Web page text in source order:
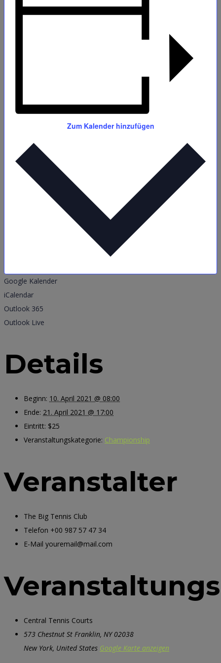
Zum Kalender hinzufügen
Google Kalender
iCalendar
Outlook 365
Outlook Live
Details
Beginn: 10. April 2021 @ 08:00
Ende: 21. April 2021 @ 17:00
Eintritt: $25
Veranstaltungskategorie: Championship
Veranstalter
The Big Tennis Club
Telefon +00 987 57 47 34
E-Mail youremail@mail.com
Central Tennis Courts
573 Chestnut St Franklin, NY 02038
New York, United States Google Karte anzeigen